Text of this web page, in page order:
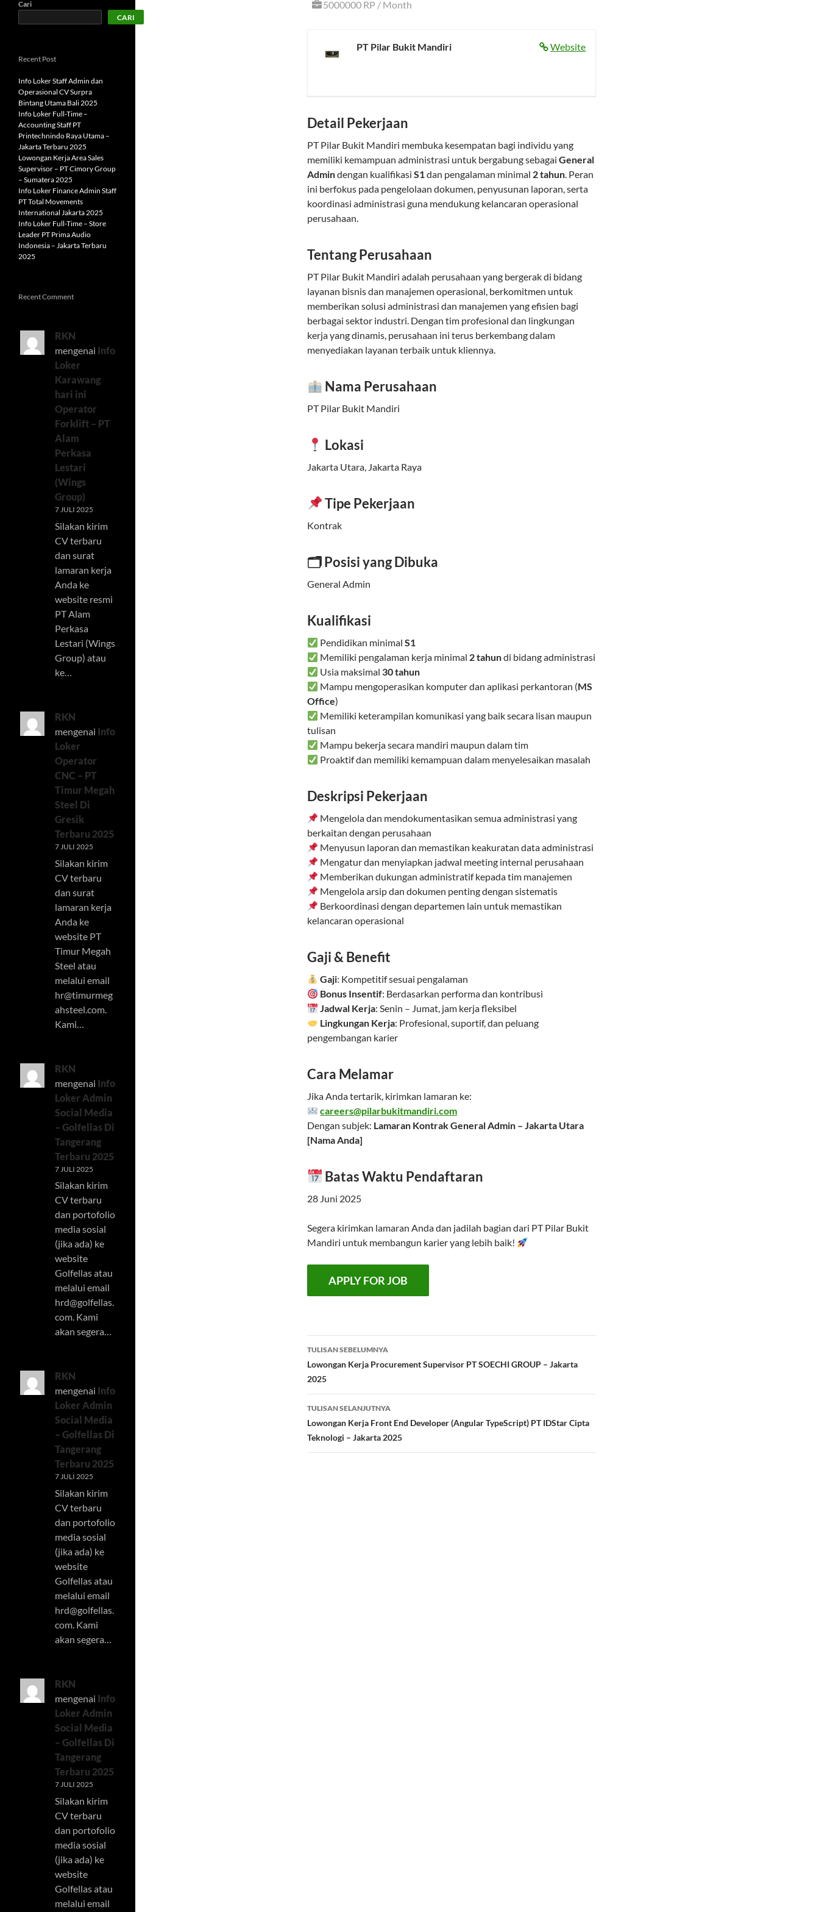
5000000 RP / Month
Website
PT Pilar Bukit Mandiri
Detail Pekerjaan
PT Pilar Bukit Mandiri membuka kesempatan bagi individu yang
memiliki kemampuan administrasi untuk bergabung sebagai General
Admindengan kualifikasi S1dan pengalaman minimal 2 tahun. Peran
ini berfokus pada pengelolaan dokumen, penyusunan laporan, serta
koordinasi administrasi guna mendukung kelancaran operasional
perusahaan.
Tentang Perusahaan
PT Pilar Bukit Mandiri adalah perusahaan yang bergerak di bidang
layanan bisnis dan manajemen operasional, berkomitmen untuk
memberikan solusi administrasi dan manajemen yang efisien bagi
berbagai sektor industri. Dengan tim profesional dan lingkungan
kerja yang dinamis, perusahaan ini terus berkembang dalam
menyediakan layanan terbaik untuk kliennya.
Nama Perusahaan
PT Pilar Bukit Mandiri
Lokasi
Jakarta Utara, Jakarta Raya
Tipe Pekerjaan
Kontrak
🗂 Posisi yang Dibuka
General Admin
Kualifikasi
Pendidikan minimalS1
Memiliki pengalaman kerja minimal 2 tahundi bidang administrasi
Usia maksimal 30 tahun
Mampu mengoperasikan komputer dan aplikasi perkantoran (MS
Office)
Memiliki keterampilan komunikasi yang baik secara lisan maupun
tulisan
Mampu bekerja secara mandiri maupun dalam tim
Proaktif dan memiliki kemampuan dalam menyelesaikan masalah
Deskripsi Pekerjaan
Mengelola dan mendokumentasikan semua administrasi yang
berkaitan dengan perusahaan
Menyusun laporan dan memastikan keakuratan data administrasi
Mengatur dan menyiapkan jadwal meeting internal perusahaan
Memberikan dukungan administratif kepada tim manajemen
Mengelola arsip dan dokumen penting dengan sistematis
Berkoordinasi dengan departemen lain untuk memastikan
kelancaran operasional
Gaji & Benefit
Gaji: Kompetitif sesuai pengalaman
Bonus Insentif: Berdasarkan performa dan kontribusi
Jadwal Kerja: Senin – Jumat, jam kerja fleksibel
Lingkungan Kerja: Profesional, suportif, dan peluang
pengembangan karier
Cara Melamar
Jika Anda tertarik, kirimkan lamaran ke:
careers@pilarbukitmandiri.com
Dengan subjek: Lamaran Kontrak General Admin – Jakarta Utara
[Nama Anda]
Batas Waktu Pendaftaran
28 Juni 2025
Segera kirimkan lamaran Anda dan jadilah bagian dari PT Pilar Bukit
Mandiri untuk membangun karier yang lebih baik!
Navigasi
Tulisan
TULISAN SEBELUMNYA
Lowongan Kerja Procurement Supervisor PT SOECHI GROUP – Jakarta
2025
TULISAN SELANJUTNYA
Lowongan Kerja Front End Developer (Angular TypeScript) PT IDStar Cipta
Teknologi – Jakarta 2025
Cari
CARI
Recent Post
Info Loker Staff Admin dan
Operasional CV Surpra
Bintang Utama Bali 2025
Info Loker Full-Time –
Accounting Staff PT
Printechnindo Raya Utama –
Jakarta Terbaru 2025
Lowongan Kerja Area Sales
Supervisor – PT Cimory Group
– Sumatera 2025
Info Loker Finance Admin Staff
PT Total Movements
International Jakarta 2025
Info Loker Full-Time – Store
Leader PT Prima Audio
Indonesia – Jakarta Terbaru
2025
Recent Comment
RKN
mengenai Info
Loker
Karawang
hari ini
Operator
Forklift – PT
Alam
Perkasa
Lestari
(Wings
Group)
7 JULI 2025
Silakan kirim
CV terbaru
dan surat
lamaran kerja
Anda ke
website resmi
PT Alam
Perkasa
Lestari (Wings
Group) atau
ke…
RKN
mengenai Info
Loker
Operator
CNC – PT
Timur Megah
Steel Di
Gresik
Terbaru 2025
7 JULI 2025
Silakan kirim
CV terbaru
dan surat
lamaran kerja
Anda ke
website PT
Timur Megah
Steel atau
melalui email
hr@timurmeg
ahsteel.com
Kami…
RKN
mengenai Info
Loker Admin
Social Media
– Golfellas Di
Tangerang
Terbaru 2025
7 JULI 2025
Silakan kirim
CV terbaru
dan portofolio
media sosial
(jika ada) ke
website
Golfellas atau
melalui email
hrd@golfellas.
com. Kami
akan segera…
RKN
mengenai Info
Loker Admin
Social Media
– Golfellas Di
Tangerang
Terbaru 2025
7 JULI 2025
Silakan kirim
CV terbaru
dan portofolio
media sosial
(jika ada) ke
website
Golfellas atau
melalui email
hrd@golfellas.
com. Kami
akan segera…
RKN
mengenai Info
Loker Admin
Social Media
– Golfellas Di
Tangerang
Terbaru 2025
7 JULI 2025
Silakan kirim
CV terbaru
dan portofolio
media sosial
(jika ada) ke
website
Golfellas atau
melalui email